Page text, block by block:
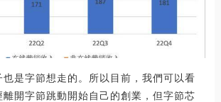
是字節想走的。所以目前，我們可以看
開字節跳動開始自己的創業，但字節芯